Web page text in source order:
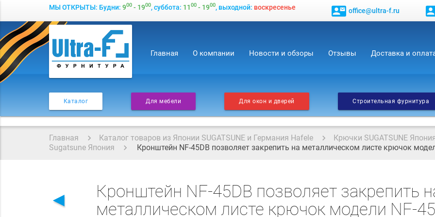
МЫ ОТКРЫТЫ: Будни: 900- 1900, суббота: 1100- 1900, выходной: воскресенье contact_mail office@ultra-f.ru
Главная О компании Новости и обзоры Отзывы Доставка и
Каталог Для мебели Для окон и дверей Строительная фурнитура
Главная Каталог товаров из Японии SUGATSUNE и Германия Hafele Крючки SUGATSUNE
Sugatsune Япония
Кронштейн NF-45DB позволяет закрепить на металлическом листе крючок
◄
Кронштейн NF-45DB позволяет закрепить
металлическом листе крючок модели NF-